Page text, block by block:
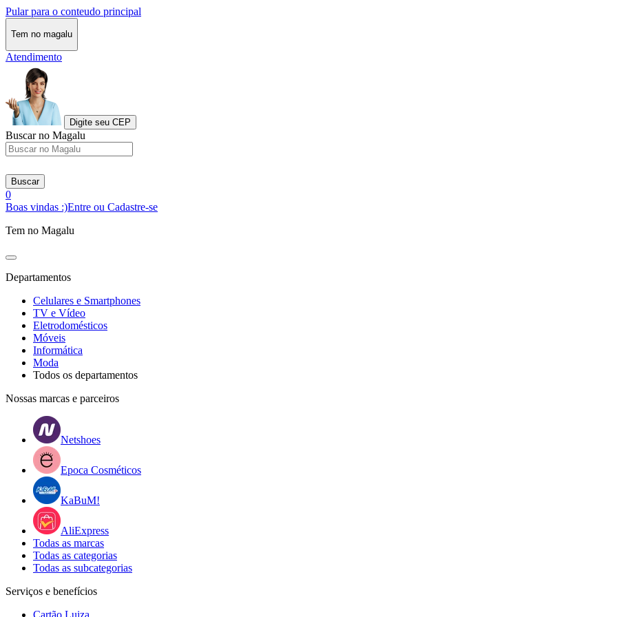
Pular para o conteudo principal
Tem no magalu
Atendimento
Digite seu CEP
Buscar no Magalu
Buscar
0
Boas vindas :)Entre ou Cadastre-se
Tem no Magalu
Departamentos
Celulares e Smartphones
TV e Vídeo
Eletrodomésticos
Móveis
Informática
Moda
Todos os departamentos
Nossas marcas e parceiros
Netshoes
Epoca Cosméticos
KaBuM!
AliExpress
Todas as marcas
Todas as categorias
Todas as subcategorias
Serviços e benefícios
Cartão Luiza